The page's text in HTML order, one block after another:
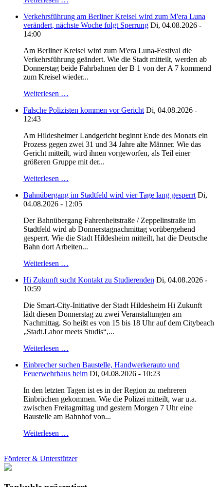
Verkehrsführung am Berliner Kreisel wird zum M'era Luna
verändert, nächste Woche folgt Sperrung Di, 04.08.2026 -
14:00
Am Berliner Kreisel wird zum M'era Luna-Festival die
Verkehrsführung geändert. Wie die Stadt mitteilt, werden ab
Donnerstag beide Fahrbahnen der B 1 von der A 7 kommend
zum Kreisel wieder...
Weiterlesen …
Falsche Polizisten kommen vor Gericht Di, 04.08.2026 -
12:43
Am Hildesheimer Landgericht beginnt Ende des Monats ein
Prozess gegen zwei 31 und 34 Jahre alte Männer. Wie das
Gericht mitteilt, wird ihnen vorgeworfen, als Teil einer
größeren Gruppe mit der...
Weiterlesen …
Bahnübergang im Stadtfeld wird vier Tage lang gesperrt Di,
04.08.2026 - 12:05
Der Bahnübergang Fahrenheitstraße / Zeppelinstraße im
Stadtfeld wird ab Donnerstagnachmittag vorübergehend
gesperrt. Wie die Stadt Hildesheim mitteilt, hat die Deutsche
Bahn dort Arbeiten...
Weiterlesen …
Hi Zukunft sucht Kontakt zu Studierenden Di, 04.08.2026 -
10:59
Die Smart-City-Initiative der Stadt Hildesheim Hi Zukunft
lädt diesen Donnerstag zu zwei Veranstaltungen am
Nachmittag. So heißt es von 15 bis 18 Uhr auf dem Citybeach
„Stadt.Labor meets Studis“,...
Weiterlesen …
Einbrecher suchen Baustelle, Handwerkerauto und
Feuerwehrhaus heim Di, 04.08.2026 - 10:23
In den letzten Tagen ist es in der Region zu mehreren
Einbrüchen gekommen. Wie die Polizei mitteilt, war u.a.
zwischen Freitagmittag und gestern Morgen 7 Uhr eine
Baustelle am Bahnhof von...
Weiterlesen …
Förderer & Unterstützer